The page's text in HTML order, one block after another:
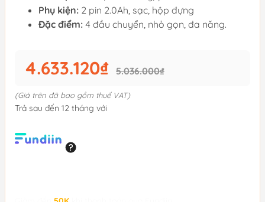
Phụ kiện: 2 pin 2.0Ah, sạc, hộp đựng
Đặc điểm: 4 đầu chuyển, nhỏ gọn, đa năng.
4.633.120₫ 5.036.000₫
(Giá trên đã bao gồm thuế VAT)
Trả sau đến 12 tháng với